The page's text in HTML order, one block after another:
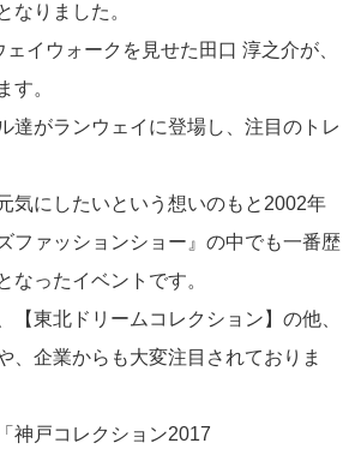
なりました。
イウォークを見せた田口 淳之介が、
す。
達がランウェイに登場し、注目のトレ
気にしたいという想いのもと2002年
ファッションショー』の中でも一番歴
なったイベントです。
東北ドリームコレクション】の他、
、企業からも大変注目されておりま
神戸コレクション2017